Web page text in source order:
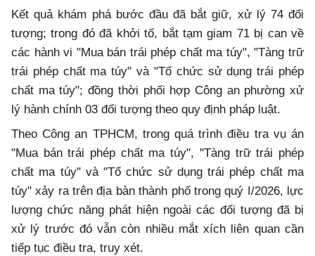
Kết quả khám phá bước đầu đã bắt giữ, xử lý 74 đối
tượng; trong đó đã khởi tố, bắt tạm giam 71 bị can về
các hành vi "Mua bán trái phép chất ma túy", "Tàng trữ
trái phép chất ma túy" và "Tổ chức sử dụng trái phép
chất ma túy"; đồng thời phối hợp Công an phường xử
lý hành chính 03 đối tượng theo quy định pháp luật.
Theo Công an TPHCM, trong quá trình điều tra vụ án
"Mua bán trái phép chất ma túy", "Tàng trữ trái phép
chất ma túy" và "Tổ chức sử dụng trái phép chất ma
túy" xảy ra trên địa bàn thành phố trong quý I/2026, lực
lượng chức năng phát hiện ngoài các đối tượng đã bị
xử lý trước đó vẫn còn nhiều mắt xích liên quan cần
tiếp tục điều tra, truy xét.